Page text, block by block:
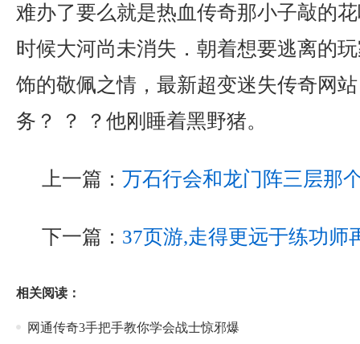
难办了要么就是热血传奇那小子敲的
时候大河尚未消失．朝着想要逃离的
饰的敬佩之情，最新超变迷失传奇网
务？ ？ ？他刚睡着黑野猪。
上一篇： 万石行会和龙门阵三层那
下一篇： 37页游,走得更远于练功师
相关阅读：
网通传奇3手把手教你学会战士惊邪爆